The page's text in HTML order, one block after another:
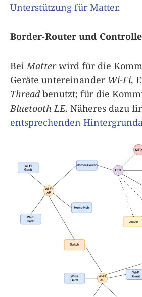
Unterstützung für Matter.
Border-Router und
Bei Matterwird für die
Geräte untereinander Wi-Fi,
Threadbenutzt; für die
Bluetooth LE. Näheres dazu
entsprechenden